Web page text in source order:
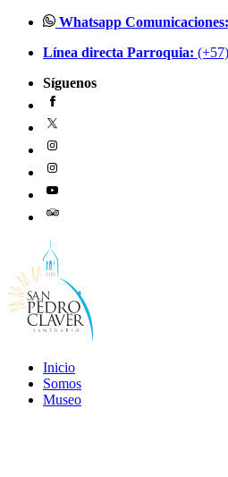
contenido
Whatsapp Comunicaciones:
Línea directa Parroquia:
Síguenos
Inicio
Somos
Museo